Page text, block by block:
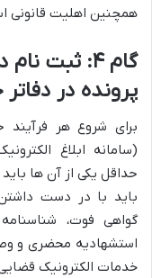
همچنین اهلیت قانونی
گام ۴: ثبت
پرونده در
برای شروع هر فرآیند
(سامانه ابلاغ
حداقل یکی از آن ها
باید با در دست
گواهی فوت،
استشهادیه محضری و
خدمات الکترونیک